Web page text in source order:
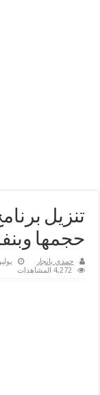
تنزيل
حجمها
حمدي بانجار يوليو 24,
4,272 المشاهدات